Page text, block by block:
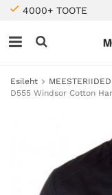
4000+ TOOTE
Esileht
D555 Windsor Cotton